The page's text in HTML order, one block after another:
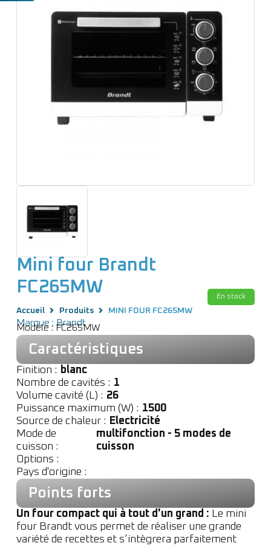
e
Mini four Brandt
FC265MW
En stock
Accueil Produits MINI FOUR FC265MW
Marque : Brandt
Modèle : FC265MW
Caractéristiques
Finition : blanc
Nombre de cavités : 1
Volume cavité (L) : 26
Puissance maximum (W) : 1500
Source de chaleur : Electricité
Mode de
cuisson :
multifonction - 5 modes de
cuisson
Options :
Pays d'origine :
Points forts
Un four compact qui à tout d'un grand : Le mini
four Brandt vous permet de réaliser une grande
variété de recettes et s’intègrera parfaitement